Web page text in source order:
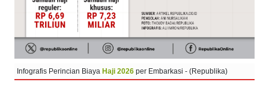
Infografis Perincian Biaya Haji 2026 per Embarkasi - (Republika)